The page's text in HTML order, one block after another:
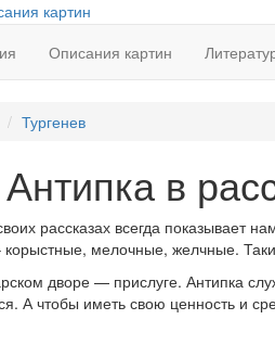
картин
Описания картин
Тургенев
в
рассказах всегда показывает
мелочные, желчные.
дворе — прислуге. Антипка
А чтобы иметь свою ценность и